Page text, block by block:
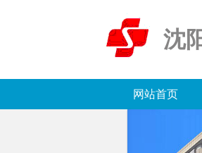
沈
网站首页